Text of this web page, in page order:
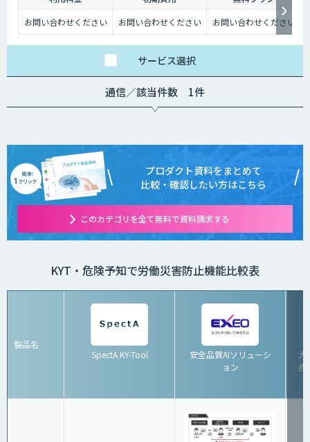
お問い合わせください
お問い合わせください お問い合わせください
サービス選択
通信／該当件数 1件
プロダクト資料をまとめて
比較・確認したい方はこちら
このカテゴリを全て無料で資料請求する
KYT・危険予知で労働災害防止機能比較表
製品名
SpectA KY-Tool
安全品質AIソリューシ
ョン
大
告